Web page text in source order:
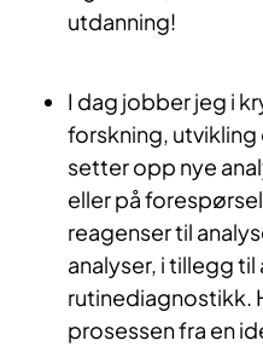
utdanning!
I dag jobber jeg i
forskning,
setter opp nye
eller på
reagenser til
analyser, i tillegg til
rutinediagnostikk.
prosessen fra en